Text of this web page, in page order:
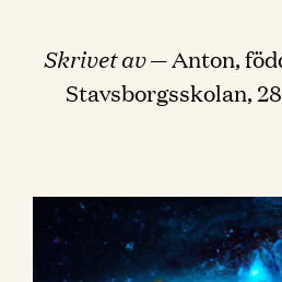
Skrivet av— Anton,
Stavsborgsskolan,